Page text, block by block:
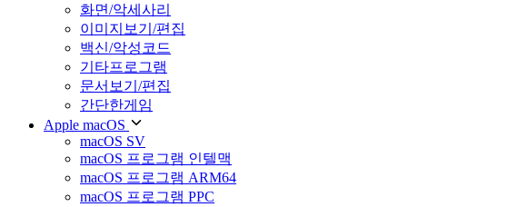
화면/악세사리
이미지보기/편집
백신/악성코드
기타프로그램
문서보기/편집
간단한게임
Apple macOS
macOS SV
macOS 프로그램 인텔맥
macOS 프로그램 ARM64
macOS 프로그램 PPC